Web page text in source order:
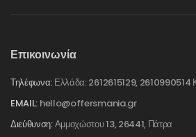
Επικοινωνία
Τηλέφωνα: Ελλάδα: 2612615129,
EMAIL: hello@offersmania.gr
Διεύθυνση:Αμμοχώστου 13, 26441, Πάτρα